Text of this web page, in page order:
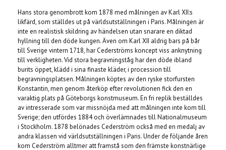
Hans stora genombrott kom 1878 med målningen av Karl XII:s
likfärd, som ställdes ut på världsutställningen i Paris. Målningen är
inte en realistisk skildring av händelsen utan snarare en diktad
hyllning till den döde kungen. Även om Karl XII aldrig bars på bår
till Sverige vintern 1718, har Cederströms koncept viss anknytning
till verkligheten. Vid stora begravningståg har den döde ibland
burits öppet, klädd i sina finaste kläder, i procession till
begravningsplatsen. Målningen köptes av den ryske storfursten
Konstantin, men genom återköp efter revolutionen fick den en
varaktig plats på Göteborgs konstmuseum. En fri replik beställdes
av intresserade som var missnöjda med att målningen inte kom till
Sverige; den utfördes 1884 och överlämnades till Nationalmuseum
i Stockholm. 1878 belönades Cederström också med en medalj av
andra klassen vid världsutställningen i Paris. Under de följande åren
kom Cederström alltmer att framstå som den främste konstnärlige